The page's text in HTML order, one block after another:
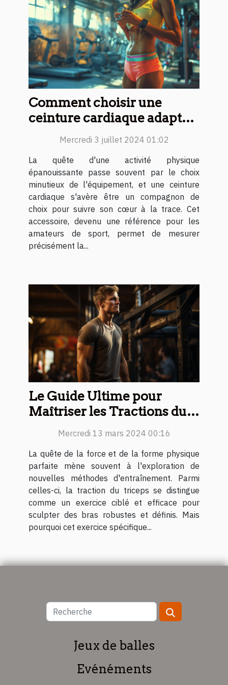
Comment choisir une
ceinture cardiaque adaptée
à votre sport préféré
Mercredi 3 juillet 2024 01:02
La quête d'une activité physique
épanouissante passe souvent par le choix
minutieux de l'équipement, et une ceinture
cardiaque s'avère être un compagnon de
choix pour suivre son cœur à la trace. Cet
accessoire, devenu une référence pour les
amateurs de sport, permet de mesurer
précisément la...
Le Guide Ultime pour
Maîtriser les Tractions du
Triceps : Techniques et
Mercredi 13 mars 2024 00:16
La quête de la force et de la forme physique
parfaite mène souvent à l'exploration de
nouvelles méthodes d'entraînement. Parmi
celles-ci, la traction du triceps se distingue
comme un exercice ciblé et efficace pour
sculpter des bras robustes et définis. Mais
pourquoi cet exercice spécifique...
Jeux de balles
Evénéments